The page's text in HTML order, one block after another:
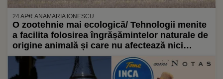
24 APR.ANAMARIA IONESCU
O zootehnie mai ecologică/ Tehnologii menite
a facilita folosirea îngrășămintelor naturale de
origine animală și care nu afectează nici
mediul înconjurător